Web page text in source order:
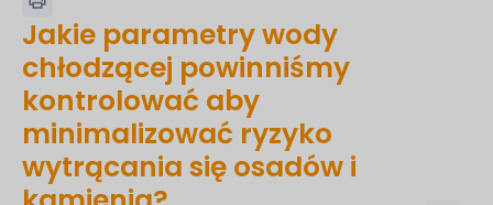
Jakie parametry wody
chłodzącej powinniśmy
kontrolować aby
minimalizować ryzyko
wytrącania się osadów i